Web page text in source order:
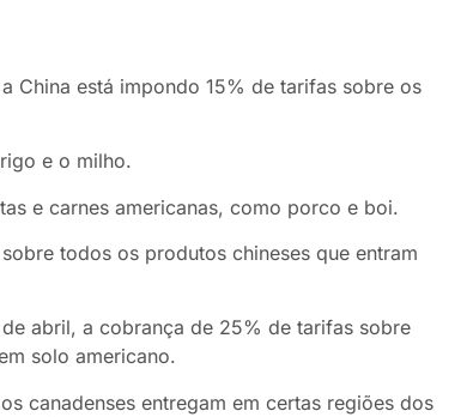
China está impondo 15% de tarifas sobre os
e o milho.
e carnes americanas, como porco e boi.
todos os produtos chineses que entram
abril, a cobrança de 25% de tarifas sobre
solo americano.
canadenses entregam em certas regiões dos